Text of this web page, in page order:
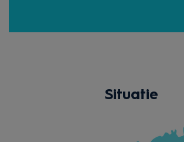
Situatie